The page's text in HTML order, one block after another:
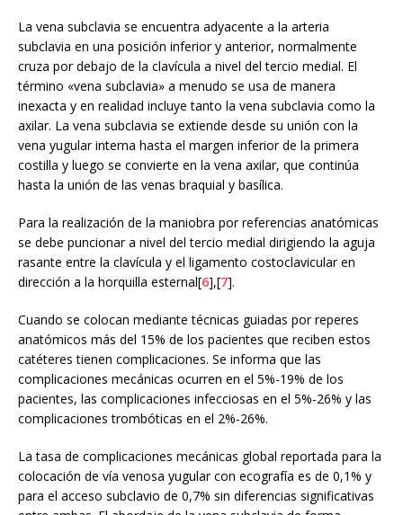
La vena subclavia se encuentra adyacente a la arteria
subclavia en una posición inferior y anterior, normalmente
cruza por debajo de la clavícula a nivel del tercio medial. El
término «vena subclavia» a menudo se usa de manera
inexacta y en realidad incluye tanto la vena subclavia como la
axilar. La vena subclavia se extiende desde su unión con la
vena yugular interna hasta el margen inferior de la primera
costilla y luego se convierte en la vena axilar, que continúa
hasta la unión de las venas braquial y basílica.
Para la realización de la maniobra por referencias anatómicas
se debe puncionar a nivel del tercio medial dirigiendo la aguja
rasante entre la clavícula y el ligamento costoclavicular en
dirección a la horquilla esternal[6],[7].
Cuando se colocan mediante técnicas guiadas por reperes
anatómicos más del 15% de los pacientes que reciben estos
catéteres tienen complicaciones. Se informa que las
complicaciones mecánicas ocurren en el 5%-19% de los
pacientes, las complicaciones infecciosas en el 5%-26% y las
complicaciones trombóticas en el 2%-26%.
La tasa de complicaciones mecánicas global reportada para la
colocación de vía venosa yugular con ecografía es de 0,1% y
para el acceso subclavio de 0,7% sin diferencias significativas